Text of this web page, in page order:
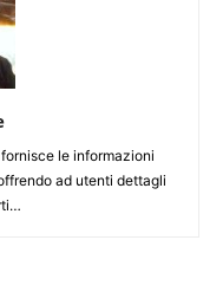
le informazioni
ad utenti dettagli